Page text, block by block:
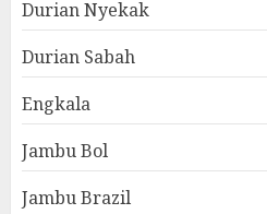
Durian Nyekak
Durian Sabah
Engkala
Jambu Bol
Jambu Brazil